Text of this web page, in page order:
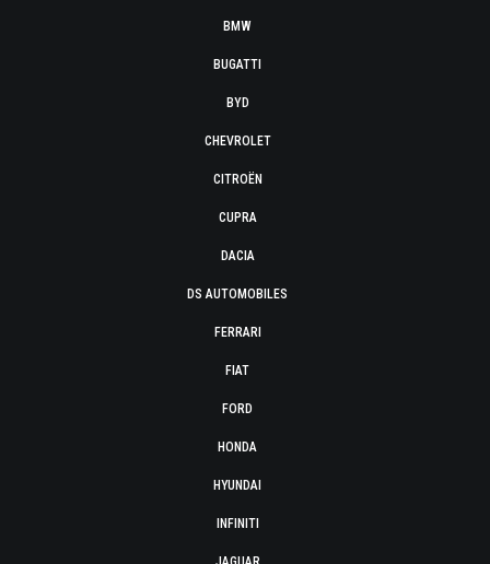
BMW
BUGATTI
BYD
CHEVROLET
CITROËN
CUPRA
DACIA
DS AUTOMOBILES
FERRARI
FIAT
FORD
HONDA
HYUNDAI
INFINITI